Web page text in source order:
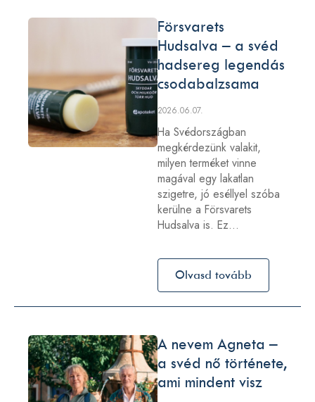
Försvarets
Hudsalva – a svéd
hadsereg legendás
csodabalzsama
2026.06.07.
Ha Svédországban
megkérdezünk valakit,
milyen terméket vinne
magával egy lakatlan
szigetre, jó eséllyel szóba
kerülne a Försvarets
Hudsalva is. Ez…
Olvasd tovább
A nevem Agneta –
a svéd nő története,
ami mindent visz